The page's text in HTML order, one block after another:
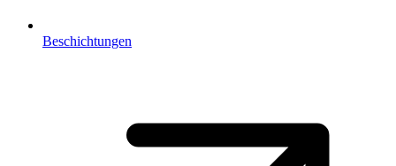
Beschichtungen